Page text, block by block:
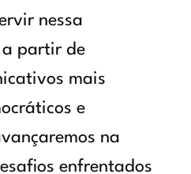
nessa
a partir de
mais
e
na
enfrentados